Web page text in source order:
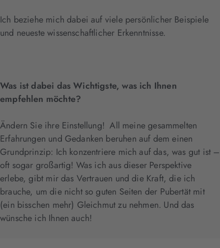
Ich beziehe mich dabei auf viele persönlicher Beispiele
und neueste wissenschaftlicher Erkenntnisse.
Was ist dabei das Wichtigste, was ich Ihnen
empfehlen möchte?
Ändern Sie ihre Einstellung! All meine gesammelten
Erfahrungen und Gedanken beruhen auf dem einen
Grundprinzip: Ich konzentriere mich auf das, was gut ist –
oft sogar großartig! Was ich aus dieser Perspektive
erlebe, gibt mir das Vertrauen und die Kraft, die ich
brauche, um die nicht so guten Seiten der Pubertät mit
(ein bisschen mehr) Gleichmut zu nehmen. Und das
wünsche ich Ihnen auch!